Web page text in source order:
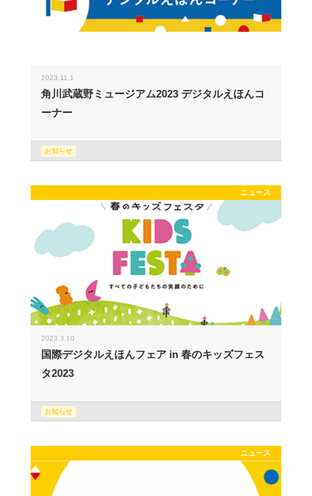
2023.11.1
角川武蔵野ミュージアム2023 デジタルえほんコ
ーナー
お知らせ
ニュース
2023.3.10
国際デジタルえほんフェア in 春のキッズフェス
タ2023
お知らせ
ニュース